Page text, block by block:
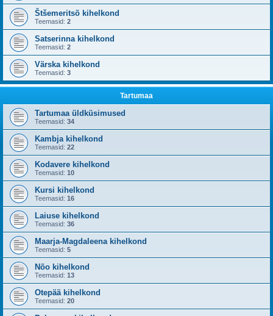
Štšemeritsõ kihelkond
Teemasid: 2
Satserinna kihelkond
Teemasid: 2
Värska kihelkond
Teemasid: 3
Tartumaa
Tartumaa üldküsimused
Teemasid: 34
Kambja kihelkond
Teemasid: 22
Kodavere kihelkond
Teemasid: 10
Kursi kihelkond
Teemasid: 16
Laiuse kihelkond
Teemasid: 36
Maarja-Magdaleena kihelkond
Teemasid: 5
Nõo kihelkond
Teemasid: 13
Otepää kihelkond
Teemasid: 20